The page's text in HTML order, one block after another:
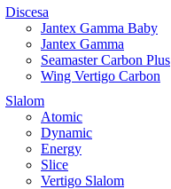
Discesa
Jantex Gamma Baby
Jantex Gamma
Seamaster Carbon Plus
Wing Vertigo Carbon
Slalom
Atomic
Dynamic
Energy
Slice
Vertigo Slalom